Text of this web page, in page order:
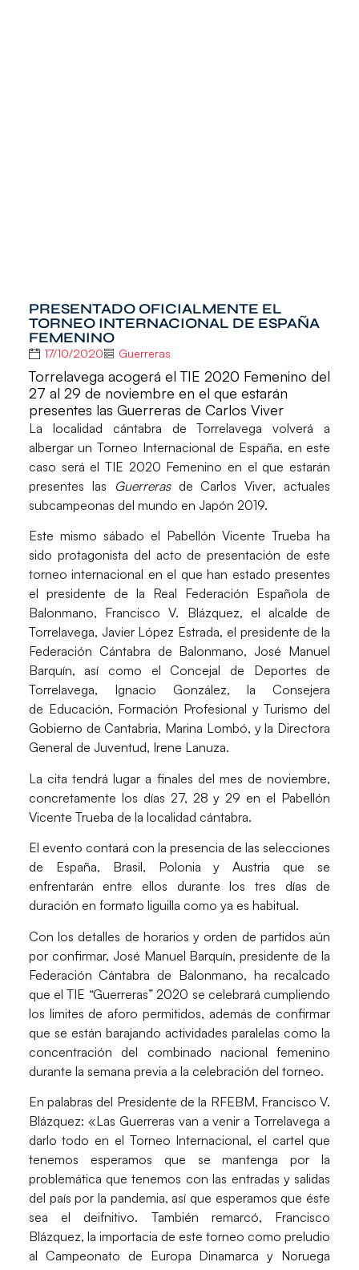
PRESENTADO OFICIALMENTE EL
TORNEO INTERNACIONAL DE ESPAÑA
FEMENINO
17/10/2020 Guerreras
Torrelavega acogerá el TIE 2020 Femenino del
27 al 29 de noviembre en el que estarán
presentes las Guerreras de Carlos Viver
La localidad cántabra de Torrelavega volverá a
albergar un Torneo Internacional de España, en este
caso será el TIE 2020 Femenino en el que estarán
presentes las Guerreras deCarlos Viver, actuales
subcampeonas del mundo en Japón 2019.
Este mismo sábado el Pabellón Vicente Trueba ha
sido protagonista del acto de presentación de este
torneo internacional en el que han estado presentes
el presidente de la Real Federación Española de
Balonmano, Francisco V. Blázquez, el alcalde de
Torrelavega, Javier López Estrada, el presidente de la
Federación Cántabra de Balonmano, José Manuel
Barquín, así como el Concejal de Deportes de
Torrelavega, Ignacio González, la Consejera
de Educación, Formación Profesional y Turismo del
Gobierno de Cantabria, Marina Lombó, y la Directora
General de Juventud, Irene Lanuza.
La cita tendrá lugar a finales del mes de noviembre,
concretamente los días 27, 28 y 29 en el Pabellón
Vicente Trueba de la localidad cántabra.
El evento contará con la presencia de las selecciones
de España, Brasil, Polonia y Austria que se
enfrentarán entre ellos durante los tres días de
duración en formato liguilla como ya es habitual.
Con los detalles de horarios y orden de partidos aún
por confirmar, José Manuel Barquín, presidente de la
Federación Cántabra de Balonmano, ha recalcado
que el TIE “Guerreras” 2020 se celebrará cumpliendo
los limites de aforo permitidos, además de confirmar
que se están barajando actividades paralelas como la
concentración del combinado nacional femenino
durante la semana previa a la celebración del torneo.
En palabras del Presidente de la RFEBM, Francisco V.
Blázquez: «Las Guerreras van a venir a Torrelavega a
darlo todo en el Torneo Internacional, el cartel que
tenemos esperamos que se mantenga por la
problemática que tenemos con las entradas y salidas
del país por la pandemia, así que esperamos que éste
sea el deifnitivo. También remarcó, Francisco
Blázquez, la importacia de este torneo como preludio
al Campeonato de Europa Dinamarca y Noruega